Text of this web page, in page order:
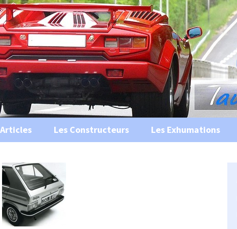
Ancienne
historiques …
évènements
musées
Les Constructeurs Les Exhumations